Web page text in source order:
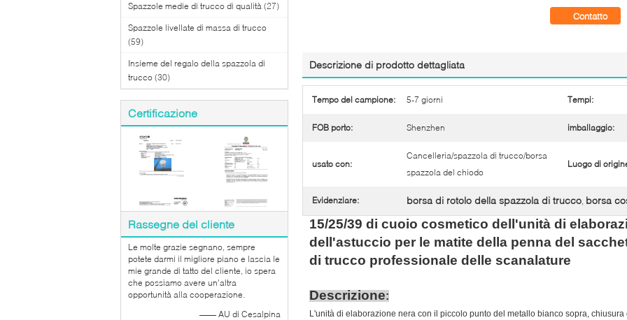
Spazzole medie di trucco di qualità (27)
Spazzole livellate di massa di trucco
(59)
Insieme del regalo della spazzola di
trucco (30)
Certificazione
Rassegne del cliente
Le molte grazie segnano, sempre
potete darmi il migliore piano e lascia le
mie grande di tatto del cliente, io spera
che possiamo avere un'altra
opportunità alla cooperazione.
—— AU di Cesalpina
Contatto
Descrizione di prodotto dettagliata
Tempo del campione: 5-7 giorni Tempi:
FOB porto: Shenzhen imballaggio:
usato con:
Cancelleria/spazzola di trucco/borsa
spazzola del chiodo
Luogo di
Evidenziare: borsa di rotolo della spazzola di trucco, borsa
15/25/39 di cuoio cosmetico dell'unità di
dell'astuccio per le matite della penna del
di trucco professionale delle scanalature
Descrizione:
L'unità di elaborazione nera con il piccolo punto del metallo bianco sopra, chiusura